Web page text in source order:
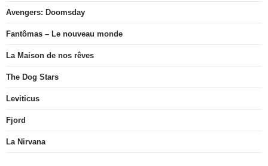
Avengers: Doomsday
Fantômas – Le nouveau monde
La Maison de nos rêves
The Dog Stars
Leviticus
Fjord
La Nirvana